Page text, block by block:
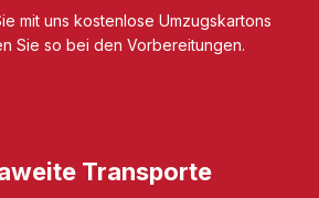
mit uns kostenlose Umzugskartons
Sie so bei den Vorbereitungen.
Transporte